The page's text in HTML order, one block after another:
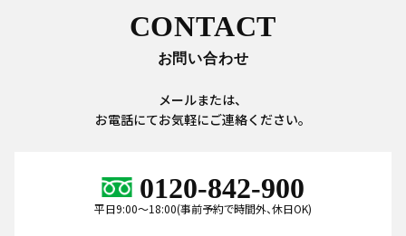
CONTACT
お問い合わせ
メールまたは、
お電話にてお気軽にご連絡ください。
0120-842-900
平日9:00～18:00(事前予約で時間外、休日OK)